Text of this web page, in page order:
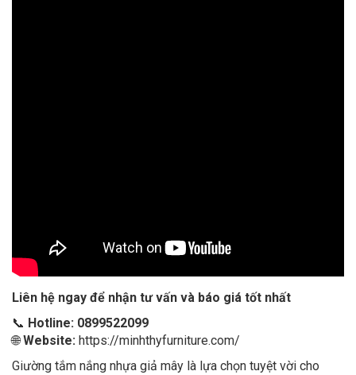
Liên hệ ngay để nhận tư vấn và báo giá tốt nhất
📞 Hotline: 0899522099
🌐Website: https://minhthyfurniture.com/
Giường tắm nắng nhựa giả mây là lựa chọn tuyệt vời cho